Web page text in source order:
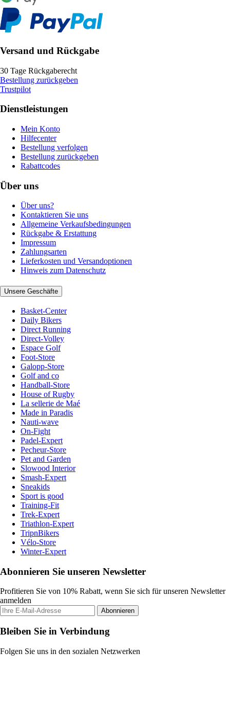
Versand und Rückgabe
30 Tage Rückgaberecht
Bestellung zurückgeben
Trustpilot
Dienstleistungen
Mein Konto
Hilfecenter
Bestellung verfolgen
Bestellung zurückgeben
Rabattcodes
Über uns
Über uns?
Kontaktieren Sie uns
Allgemeine Verkaufsbedingungen
Rückgabe & Erstattung
Impressum
Zahlungsarten
Lieferkosten und Versandoptionen
Hinweis zum Datenschutz
Unsere Geschäfte
Basket-Center
Daily Bikers
Direct Running
Direct-Volley
Espace Golf
Foot-Store
Galopp-Store
Golf and co
Handball-Store
House of Rugby
La sellerie de Maé
Made in Paradis
Nauti-wave
On-Fight
Padel-Expert
Pecheur-Store
Pet and Garden
Slowood Interior
Smash-Expert
Sneakids
Sport is good
Training-Fit
Trek-Expert
Triathlon-Expert
TripnBikers
Vélo-Store
Winter-Expert
Abonnieren Sie unseren Newsletter
Profitieren Sie von 10% Rabatt, wenn Sie sich für unseren Newsletter
anmelden
Abonnieren
Bleiben Sie in Verbindung
Folgen Sie uns in den sozialen Netzwerken